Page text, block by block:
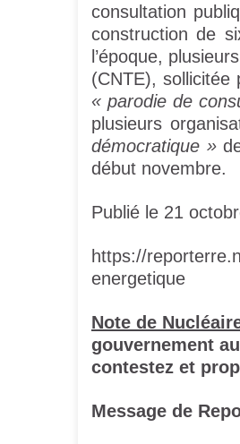
consultation
construction de
l’époque,
(CNTE), sollicitée
« parodie de
plusieurs
démocratique »
début novembre.
Publié le 21
https://
energetique
Note de
gouvernement
contestez et
Message de